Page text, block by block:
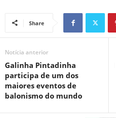
Share
Notícia anterior
Galinha Pintadinha
participa de um dos
maiores eventos de
balonismo do mundo